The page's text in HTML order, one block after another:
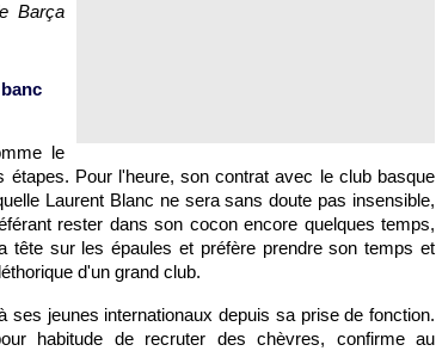
Barça
le
Pour l'heure, son contrat avec le club basque
Laurent Blanc ne sera sans doute pas insensible,
rester dans son cocon encore quelques temps,
tête sur les épaules et préfère prendre son temps et
d'un grand club.
ses jeunes internationaux depuis sa prise de fonction.
habitude de recruter des chèvres, confirme au